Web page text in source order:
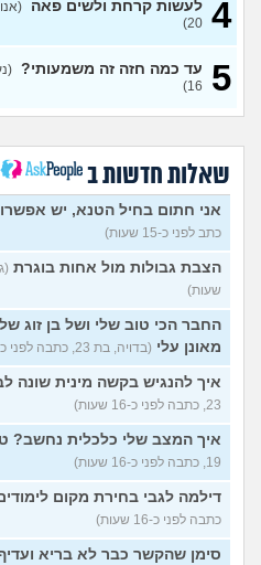
המשקל שלי?
(אישה, בת 21)
על ריח רע מהנרתיק
(אינה,
בת 32)
מהי האינדיקציה ההכי טובה
אני מתבייש ולא יודע מה
לעשות בקיץ בים או בריכה
(אנונימי, בן 13)
רופא שיניים נזף בי, דמעתי כל
הטיפול
(תות, בת 34)
עד כמה אני מבלבלת בנות
באופן הלבוש שלי והדיבור שלי,
צריכה עצה
(עדן, בת 24)
האם אימוני קליסטניקס באמת
טובים יותר?
(מתלבט, בן 32)
בת 16, והשיער שלי ממש נושר
ואני לא יודעת מה לעשות?
(אליאנה, בת 16)
צלוליט בגיל הנעורים, מה
לעשות? (אנונימית, בת 16)
גבר שעיר או חלק? (מעיין, בן 14)
4 לעשות קרחת ולשים פאה
20)
5 עד כמה חזה זה משמעותי?
16)
שאלות חדשות ב
אני חתום בחיל הטנא, יש
כתב לפני כ-15 שעות)
הצבת גבולות מול אחות בוגרת
שעות)
החבר הכי טוב שלי ושל בן זוג
מאונן עלי (בדויה, בת 23, כתבה לפני כ-15 שעות)
איך להנגיש בקשה מינית שונה
23, כתבה לפני כ-16 שעות)
איך המצב שלי כלכלית נחשב?
19, כתבה לפני כ-16 שעות)
דילמה לגבי בחירת מקום
כתבה לפני כ-16 שעות)
סימן שהקשר כבר לא בריא